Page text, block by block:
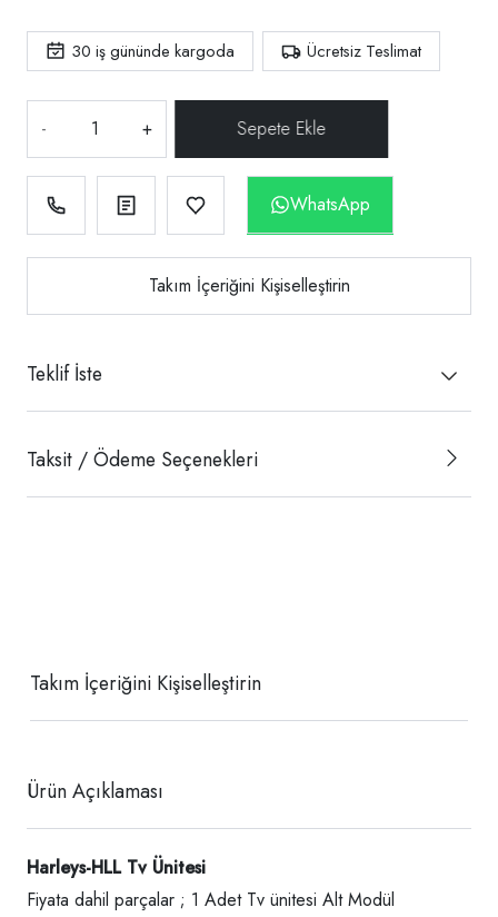
30 iş gününde kargoda Ücretsiz Teslimat
- +
WhatsApp
Takım İçeriğini Kişiselleştirin
Teklif İste
Taksit / Ödeme Seçenekleri
Takım İçeriğini Kişiselleştirin
Ürün Açıklaması
Harleys-HLL Tv Ünitesi
Fiyata dahil parçalar ; 1 Adet Tv ünitesi Alt Modül